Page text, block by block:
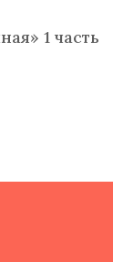
1 часть